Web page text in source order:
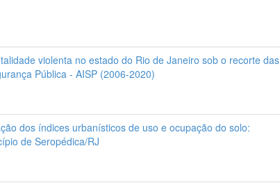
violenta no estado do Rio de Janeiro sob o recorte das
Pública - AISP (2006-2020)
dos índices urbanísticos de uso e ocupação do solo:
de Seropédica/RJ